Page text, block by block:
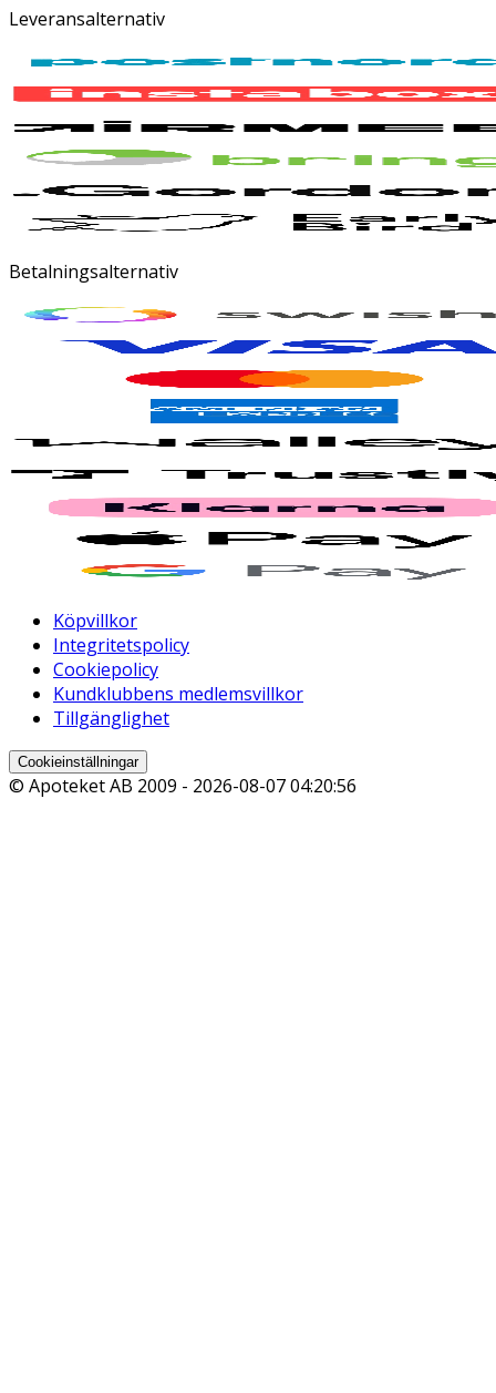
Leveransalternativ
Betalningsalternativ
Köpvillkor
Integritetspolicy
Cookiepolicy
Kundklubbens medlemsvillkor
Tillgänglighet
Cookieinställningar
© Apoteket AB 2009 - 2026-08-07 04:20:56